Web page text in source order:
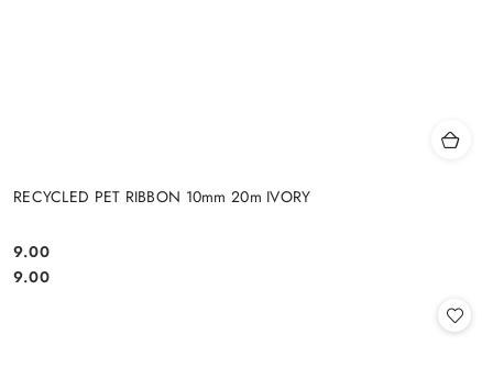
RECYCLED PET RIBBON 10mm 20m IVORY
Cena:
9.00
Cena:
9.00